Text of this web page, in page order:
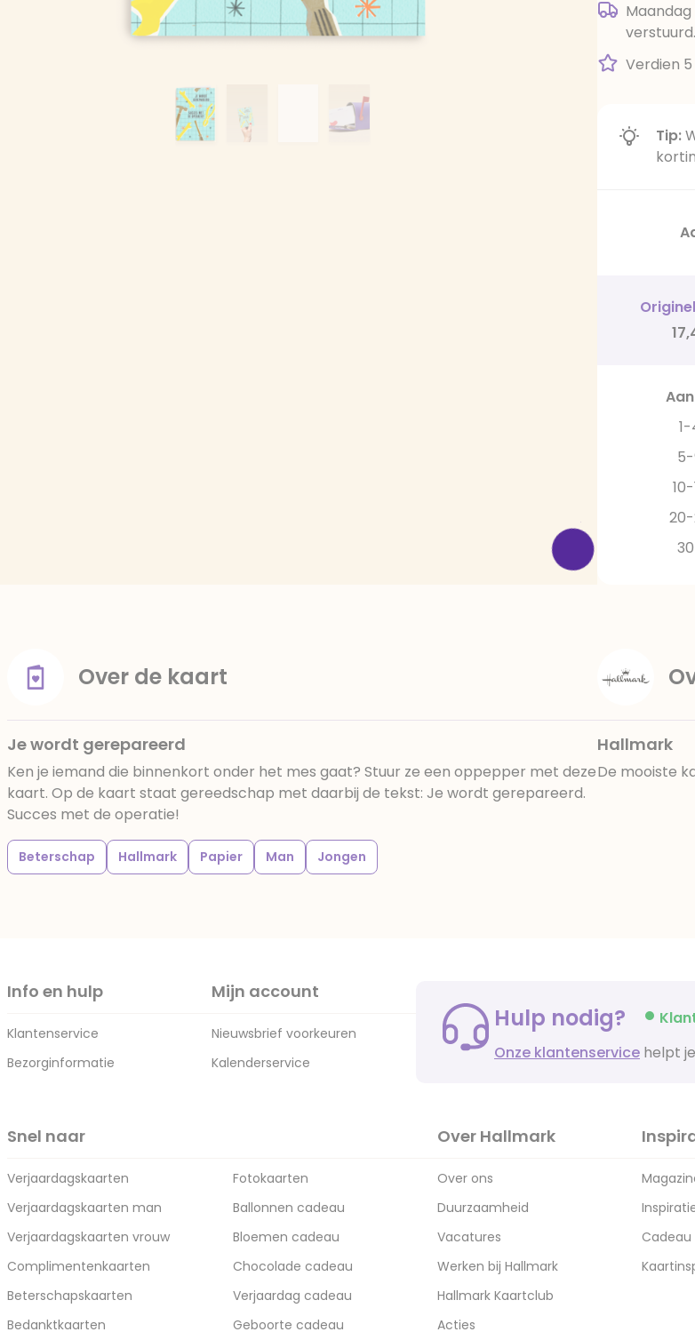
verstuurd.
Verdien
Tip:
10-
Over de kaart
Je wordt gerepareerd
Ken je iemand die binnenkort onder het mes gaat? Stuur ze een oppepper met deze
kaart. Op de kaart staat gereedschap met daarbij de tekst: Je wordt gerepareerd.
Succes met de operatie!
Beterschap Hallmark Papier Man Jongen
Hallmark
De mooiste
Info en hulp
Klantenservice
Bezorginformatie
Mijn account
Nieuwsbrief voorkeuren
Kalenderservice
Hulp nodig?
Onze klantenservice helpt
Snel naar
Verjaardagskaarten
Verjaardagskaarten man
Verjaardagskaarten vrouw
Complimentenkaarten
Beterschapskaarten
Bedanktkaarten
Fotokaarten
Ballonnen cadeau
Bloemen cadeau
Chocolade cadeau
Verjaardag cadeau
Geboorte cadeau
Over Hallmark
Over ons
Duurzaamheid
Vacatures
Werken bij Hallmark
Hallmark Kaartclub
Acties
Cadeau